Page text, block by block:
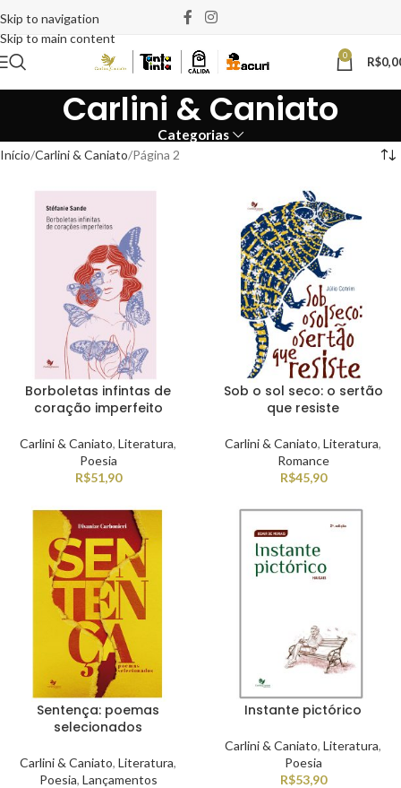
Skip to navigation
Skip to main content
0 R$
Carlini & Caniato
Categorias
Início Carlini & Caniato Página 2
Borboletas infintas de
coração imperfeito
Carlini & Caniato, Literatura,
Poesia
R$51,90
Sob o sol seco: o sertão
que resiste
Carlini & Caniato, Literatura,
Romance
R$45,90
Sentença: poemas
selecionados
Carlini & Caniato, Literatura,
Poesia, Lançamentos
Instante pictórico
Carlini & Caniato, Literatura,
Poesia
R$53,90